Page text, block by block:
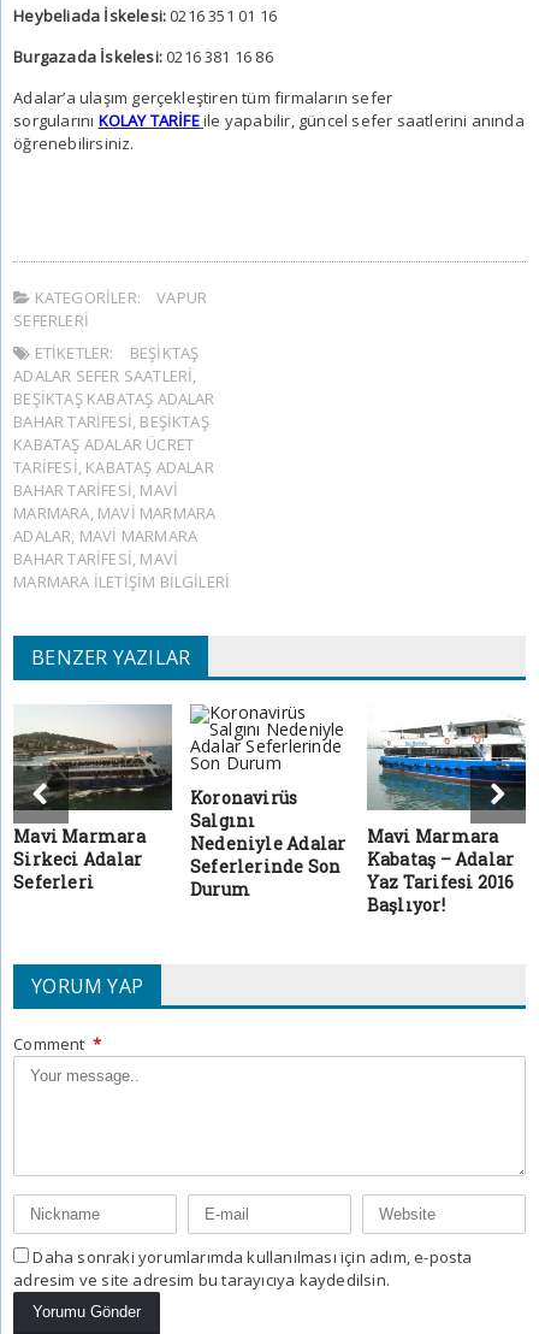
Heybeliada İskelesi:0216 351 01 16
Burgazada İskelesi:0216 381 16 86
Adalar’a ulaşım gerçekleştiren tüm firmaların sefer
sorgularını KOLAY TARİFEile yapabilir, güncel sefer saatlerini anında
öğrenebilirsiniz.
KATEGORILER:
VAPUR
SEFERLERI
ETIKETLER:
BEŞIKTAŞ
ADALAR SEFER SAATLERI,
BEŞIKTAŞ KABATAŞ ADALAR
BAHAR TARIFESI, BEŞIKTAŞ
KABATAŞ ADALAR ÜCRET
TARIFESI, KABATAŞ ADALAR
BAHAR TARIFESI, MAVI
MARMARA, MAVI MARMARA
ADALAR, MAVI MARMARA
BAHAR TARIFESI, MAVI
MARMARA ILETIŞIM BILGILERI
BENZER YAZILAR
Mavi Marmara
Sirkeci Adalar
Seferleri
Koronavirüs
Salgını
Nedeniyle Adalar
Seferlerinde Son
Durum
Mavi Marmara
Kabataş – Adalar
Yaz Tarifesi 2016
Başlıyor!
YORUM YAP
Comment *
Daha sonraki yorumlarımda kullanılması için adım, e-posta
adresim ve site adresim bu tarayıcıya kaydedilsin.